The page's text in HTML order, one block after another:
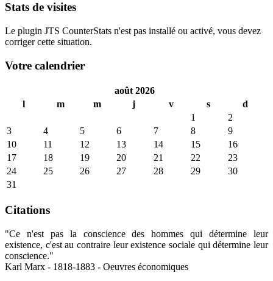
Stats de visites
Le plugin JTS CounterStats n'est pas installé ou activé, vous devez
corriger cette situation.
Votre calendrier
août 2026
l
m m j v s
d
1
2
3
4 5 6 7 8
9
10
11 12 13 14 15
16
17
18 19 20 21 22
23
24
25 26 27 28 29
30
31
Citations
"Ce n'est pas la conscience des hommes qui détermine leur
existence, c'est au contraire leur existence sociale qui détermine leur
conscience."
Karl Marx - 1818-1883 - Oeuvres économiques